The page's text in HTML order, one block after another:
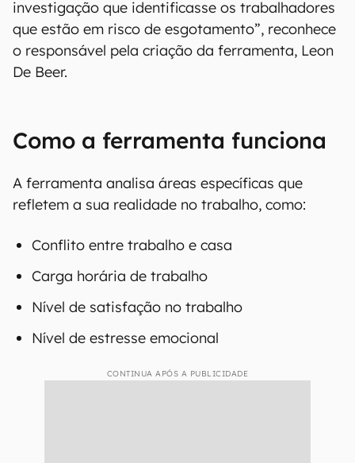
“Anteriormente, não tínhamos uma ferramenta
de medição suficientemente detalhada para
investigação que identificasse os trabalhadores
que estão em risco de esgotamento”, reconhece
o responsável pela criação da ferramenta, Leon
Como a ferramenta funciona
A ferramenta analisa áreas específicas que